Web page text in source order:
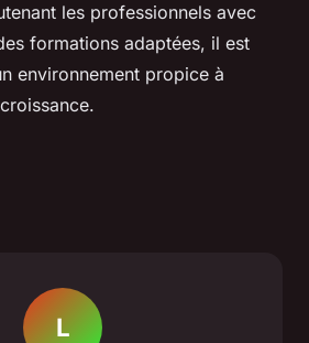
les professionnels avec
formations adaptées, il est
environnement propice à
L